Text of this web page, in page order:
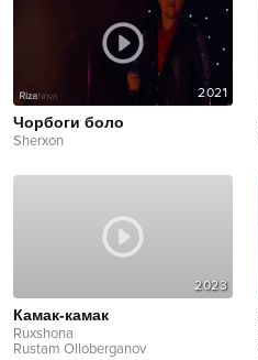
2021
Чорбоги боло
Sherxon
2023
Камак-камак
Ruxshona
Rustam Olloberganov